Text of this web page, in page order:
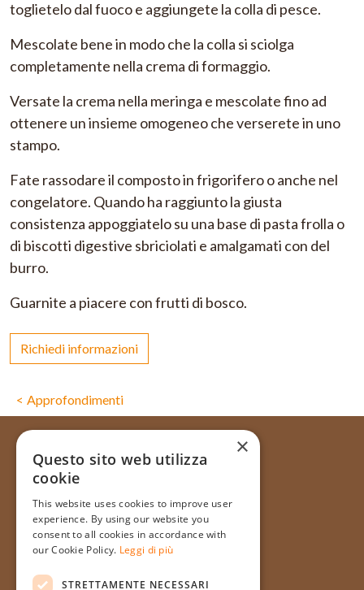
toglietelo dal fuoco e aggiungete la colla di pesce.
Mescolate bene in modo che la colla si sciolga
completamente nella crema di formaggio.
Versate la crema nella meringa e mescolate fino ad
ottenere un insieme omogeneo che verserete in uno
stampo.
Fate rassodare il composto in frigorifero o anche nel
congelatore. Quando ha raggiunto la giusta
consistenza appoggiatelo su una base di pasta frolla o
di biscotti digestive sbriciolati e amalgamati con del
burro.
Guarnite a piacere con frutti di bosco.
Richiedi informazioni
Approfondimenti
Via Galata, 31R - 16121 Genova
+39 010 565714
+39 348 1754128
info@pasticceriatagliafico.it
×
Questo sito web utilizza
cookie
This website uses cookies to improve user
experience. By using our website you
consent to all cookies in accordance with
our Cookie Policy. Leggi di più
STRETTAMENTE NECESSARI